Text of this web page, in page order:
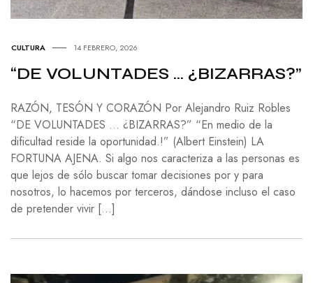
CULTURA 14 FEBRERO, 2026
“DE VOLUNTADES … ¿BIZARRAS?”
RAZÓN, TESÓN Y CORAZÓN Por Alejandro Ruiz Robles
“DE VOLUNTADES … ¿BIZARRAS?” “En medio de la
dificultad reside la oportunidad.!” (Albert Einstein) LA
FORTUNA AJENA. Si algo nos caracteriza a las personas es
que lejos de sólo buscar tomar decisiones por y para
nosotros, lo hacemos por terceros, dándose incluso el caso
de pretender vivir […]